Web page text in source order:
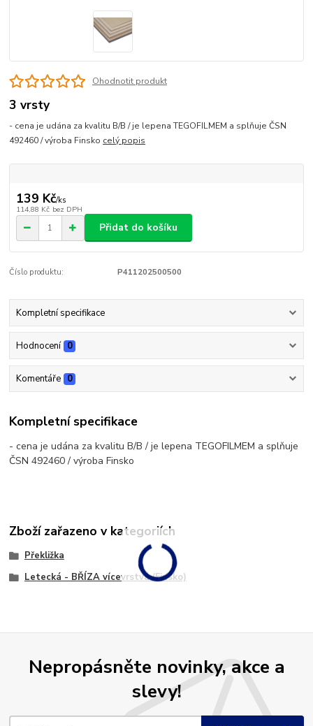
Ohodnotit produkt
3 vrsty
- cena je udána za kvalitu B/B / je lepena TEGOFILMEM a splňuje ČSN
492460 / výroba Finsko celý popis
139 Kč/ks
114,88 Kč bez DPH
Přidat do košíku
Číslo produktu: P411202500500
Kompletní specifikace
Hodnocení 0
Komentáře 0
Kompletní specifikace
- cena je udána za kvalitu B/B / je lepena TEGOFILMEM a splňuje
ČSN 492460 / výroba Finsko
Zboží zařazeno v kategoriích
Překližka
Letecká - BŘÍZA vícevrstvá (Finsko)
Nepropásněte novinky, akce a
slevy!